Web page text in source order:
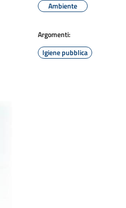
Ambiente
Argomenti:
Igiene pubblica